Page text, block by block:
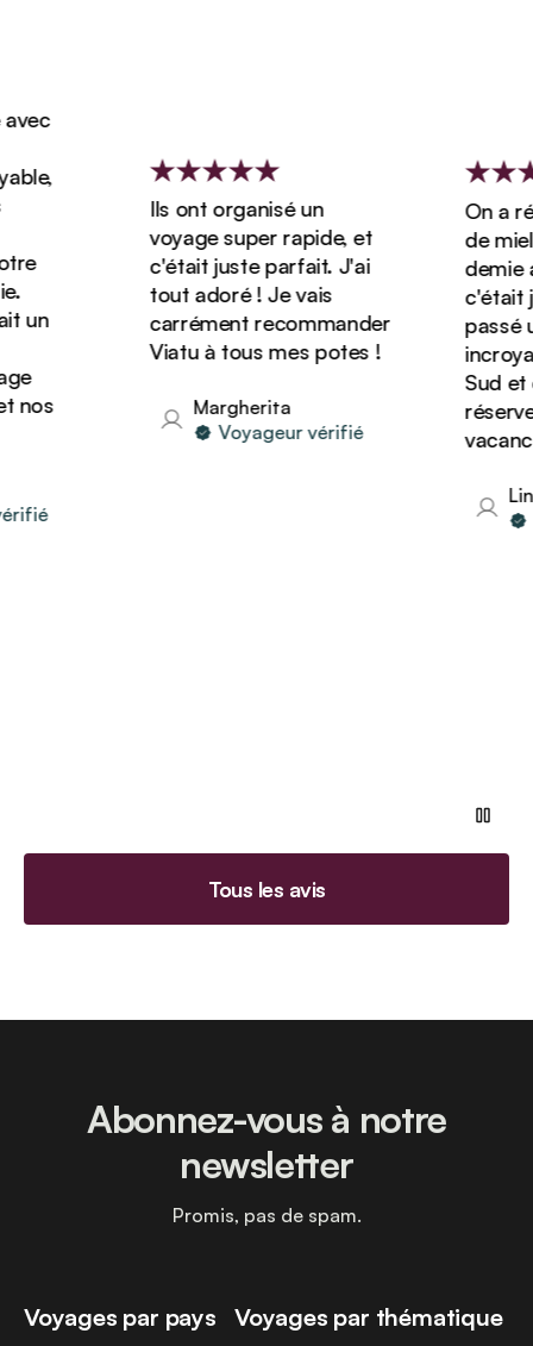
Ils ont organisé un
voyage super rapide, et
c'était juste parfait. J'ai
tout adoré ! Je vais
carrément recommander
Viatu à tous mes potes !
Margherita
Voyageur vérifié
On a
de miel
demie
c'était
passé
Sud et
Linda
Tous les avis
Voyages par pays Voyages par thématique
Abonnez-vous à notre
newsletter
Promis, pas de spam.